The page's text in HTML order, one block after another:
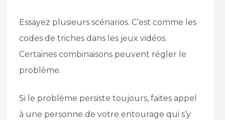
Essayez plusieurs scénarios. C’est comme les
codes de triches dans les jeux vidéos.
Certaines combinaisons peuvent régler le
problème.
Si le problème persiste toujours, faites appel
à une personne de votre entourage qui s’y